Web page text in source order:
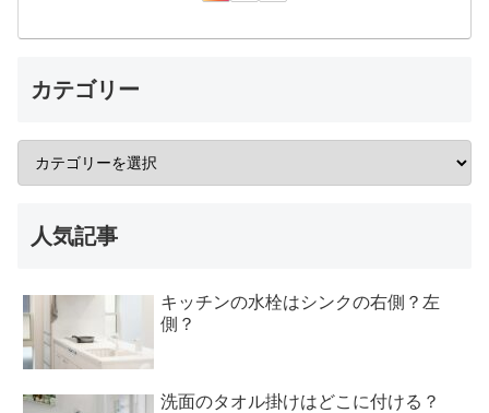
カテゴリー
人気記事
キッチンの水栓はシンクの右側？左
側？
洗面のタオル掛けはどこに付ける？